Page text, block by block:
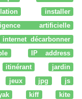
installer
artificielle
internet décarbonner
IP address
itinérant
jardin
jeux jpg
js
kiff
kite